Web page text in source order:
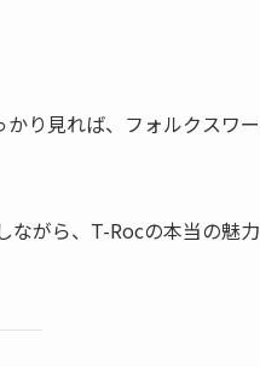
り見れば、フォルクスワ
がら、T-Rocの本当の魅